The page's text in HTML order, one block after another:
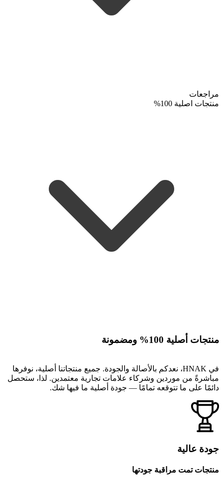
مراجعات
منتجات اصلية 100%
منتجات أصلية 100% ومضمونة
في HNAK، نعدكم بالأصالة والجودة. جميع منتجاتنا أصلية، نوفرها
مباشرةً من موردين وشركاء علامات تجارية معتمدين. لذا، ستحصل
دائمًا على ما تتوقعه تمامًا — جودة أصلية ما فيها شك.
جودة عالية
منتجات تمت مراقبة جودتها